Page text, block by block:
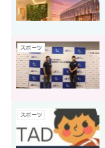
スポーツ
スポーツ